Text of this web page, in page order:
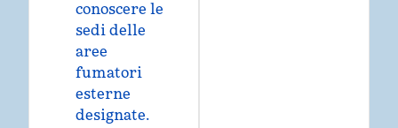
conoscere le
sedi delle
aree
fumatori
esterne
designate.